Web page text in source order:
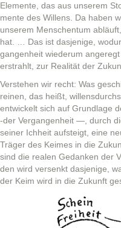
Ele­mente, das aus unserem
mente des Wil­lens. Da haben
unserem Men­schen­tum
hat. … Das ist das­jenige,
gan­gen­heit wiederum
erstrahlt, zur Real­ität der
Ver­ste­hen wir recht: Was
reinen, das heißt,
entwick­elt sich auf Grund­lage
‑der Ver­gan­gen­heit —, durch
sein­er Ich­heit auf­steigt, eine
Träger des Keimes in die
sind die realen Gedanken der
den wird versenkt das­jenige,
der Keim wird in die Zukun­ft